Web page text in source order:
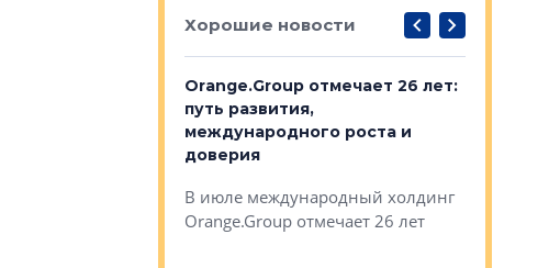
Хорошие новости
Orange.Group отмечает 26 лет:
путь развития,
международного роста и
доверия
В июле международный холдинг
Orange.Group отмечает 26 лет